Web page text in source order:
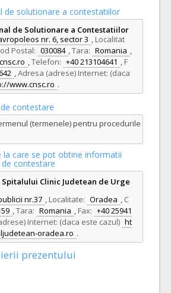
de solutionare a contestatiilor
de Solutionare a Contestatiilor
nr. 6, sector 3 , Localitat
Postal: 030084 ,Tara: Romania ,
,Telefon: +40 213104641 , F
,Adresa (adrese) Internet: (daca
www.cnsc.ro .
contestare
(termenele) pentru procedurile
la care se pot obtine informatii
contestare
Clinic Judetean de Urge
nr.37 , Localitate: Oradea , C
,Tara: Romania , Fax: +40 25941
Internet: (daca este cazul) ht
oradea.ro .
prezentului